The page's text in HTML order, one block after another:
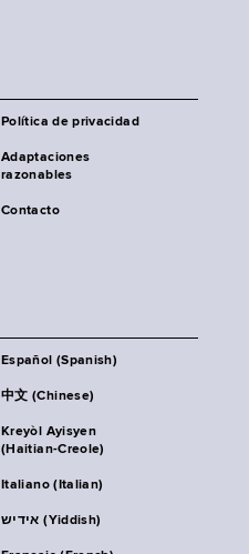
Política de privacidad
Adaptaciones
razonables
Contacto
Español (Spanish)
中文 (Chinese)
Kreyòl Ayisyen
(Haitian-Creole)
Italiano (Italian)
אידיש (Yiddish)